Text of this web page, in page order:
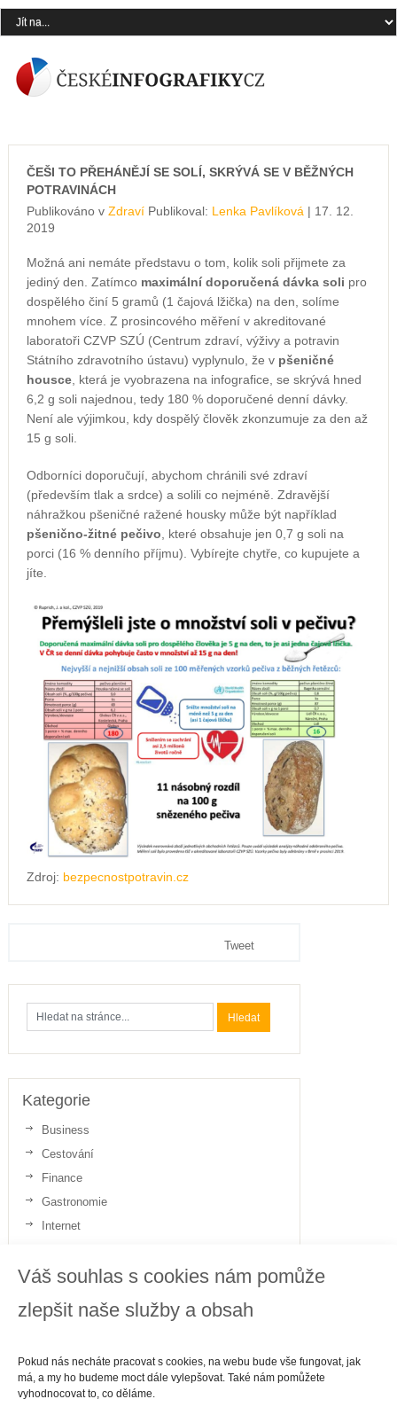
Váš souhlas s cookies nám pomůže
zlepšit naše služby a obsah
Pokud nás necháte pracovat s cookies, na webu bude vše fungovat, jak
má, a my ho budeme moct dále vylepšovat. Také nám pomůžete
vyhodnocovat to, co děláme.
ČEŠI TO PŘEHÁNĚJÍ SE SOLÍ, SKRÝVÁ SE V BĚŽNÝCH
POTRAVINÁCH
Publikováno v ZdravíPublikoval: Lenka Pavlíková | 17. 12.
2019
Možná ani nemáte představu o tom, kolik soli přijmete za
jediný den. Zatímco maximální doporučená dávka soli pro
dospělého činí 5 gramů (1 čajová lžička) na den, solíme
mnohem více. Z prosincového měření v akreditované
laboratoři CZVP SZÚ (Centrum zdraví, výživy a potravin
Státního zdravotního ústavu) vyplynulo, že v pšeničné
housce, která je vyobrazena na infografice, se skrývá hned
6,2 g soli najednou, tedy 180 % doporučené denní dávky.
Není ale výjimkou, kdy dospělý člověk zkonzumuje za den až
15 g soli.
Odborníci doporučují, abychom chránili své zdraví
(především tlak a srdce) a solili co nejméně. Zdravější
náhražkou pšeničné ražené housky může být například
pšenično-žitné pečivo , které obsahuje jen 0,7 g soli na
porci (16 % denního příjmu). Vybírejte chytře, co kupujete a
jíte.
Zdroj: bezpecnostpotravin.cz
Tweet
Kategorie
Business
Cestování
Finance
Gastronomie
Internet
Politika
Zdraví